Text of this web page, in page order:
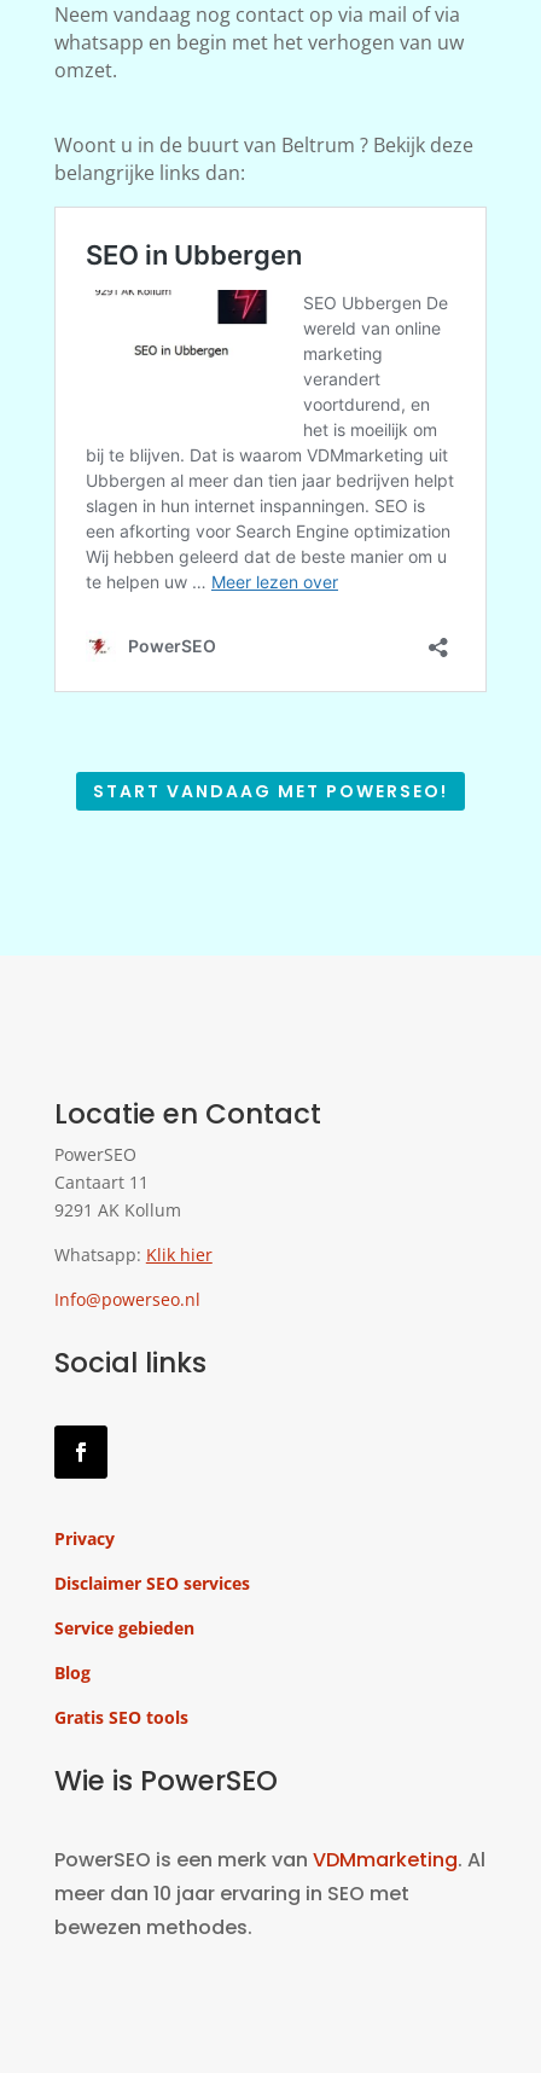
Neem vandaag nog contact op via mail of via
whatsapp en begin met het verhogen van uw
omzet.
Woont u in de buurt van Beltrum ? Bekijk deze
belangrijke links dan:
START VANDAAG MET POWERSEO!
Locatie en Contact
PowerSEO
Cantaart 11
9291 AK Kollum
Whatsapp: Klik hier
Info@powerseo.nl
Social links
Privacy
Disclaimer SEO services
Service gebieden
Blog
Gratis SEO tools
Wie is PowerSEO
PowerSEO is een merk van VDMmarketing. Al
meer dan 10 jaar ervaring in SEO met
bewezen methodes.